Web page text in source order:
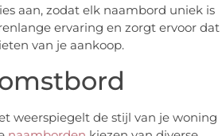
aan, zodat elk naambord uniek is
ervaring en zorgt ervoor dat
van je aankoop.
weerspiegelt de stijl van je woning